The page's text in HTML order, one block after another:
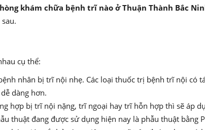
khám chữa bệnh trĩ nào ở Thuận Thành Bắc
sau.
cụ thể:
nhân bị trĩ nội nhẹ. Các loại thuốc trị bệnh trĩ nội có
dàng hơn.
hợp bị trĩ nội nặng, trĩ ngoại hay trĩ hỗn hợp thì sẽ áp
thuật đang được sử dụng hiện nay là phẫu thuật bằng